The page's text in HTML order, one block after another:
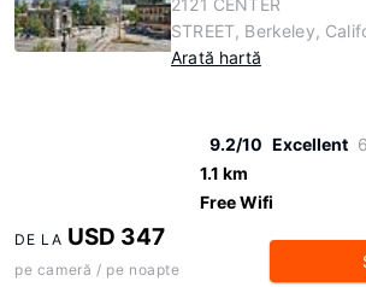
2121 CENTER
STREET, Berkeley,
Arată hartă
9.2/10 Excellent
1.1 km
Free Wifi
DE LA USD 347
pe cameră / pe noapte